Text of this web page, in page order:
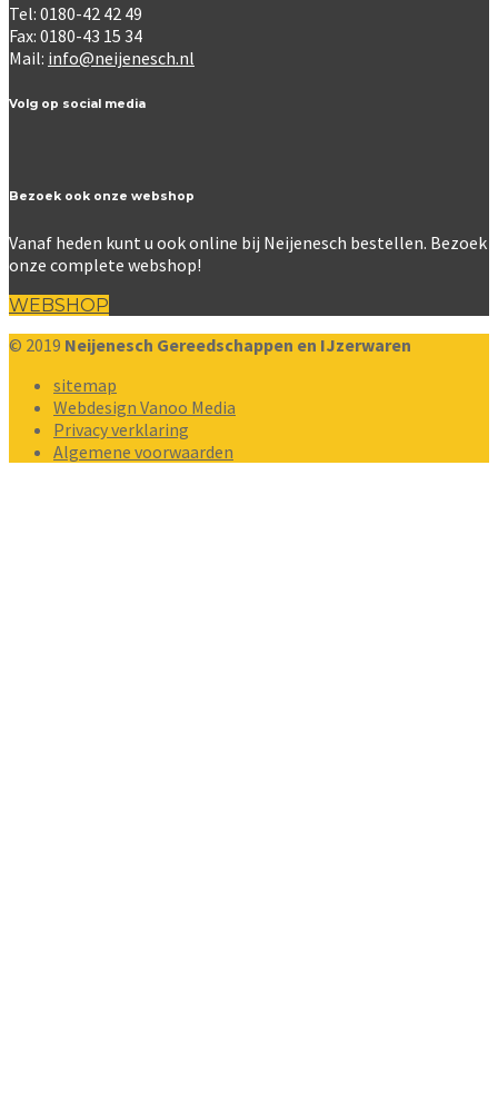
Tel: 0180-42 42 49
Fax: 0180-43 15 34
Mail: info@neijenesch.nl
Volg op social media
Bezoek ook onze webshop
Vanaf heden kunt u ook online bij Neijenesch bestellen. Bezoek
onze complete webshop!
WEBSHOP
© 2019 Neijenesch Gereedschappen en IJzerwaren
sitemap
Webdesign Vanoo Media
Privacy verklaring
Algemene voorwaarden